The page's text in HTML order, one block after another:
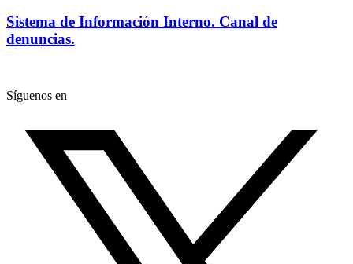
Sistema de Información Interno. Canal de
denuncias.
Síguenos en